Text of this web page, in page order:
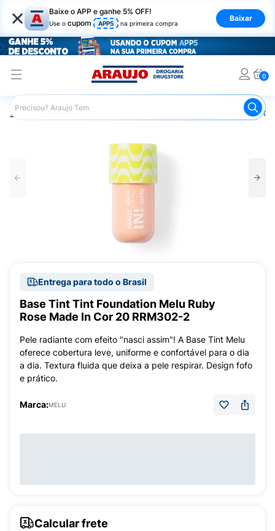
× Baixe o APP e ganhe 5% OFF!
Use o cupom APP5 na primeira compra
Baixar
0
Araujo Maquiagem Base Tint Tint
Entrega para todo o Brasil
Base Tint Tint Foundation Melu Ruby
Rose Made In Cor 20 RRM302-2
Pele radiante com efeito "nasci assim"! A Base Tint Melu
oferece cobertura leve, uniforme e confortável para o dia
a dia. Textura fluida que deixa a pele respirar. Design fofo
e prático.
Marca:MELU
Calcular frete